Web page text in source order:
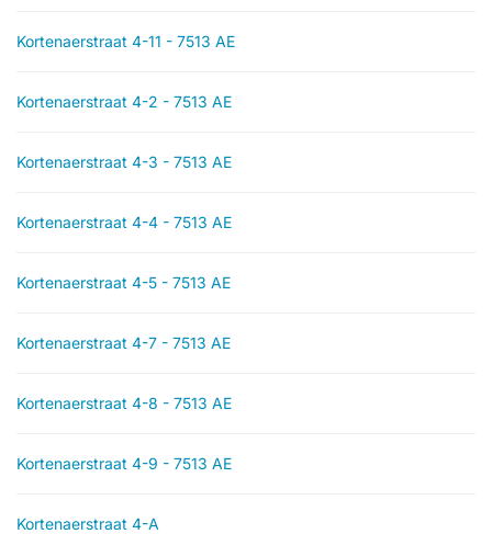
Kortenaerstraat 4-11 - 7513 AE
Kortenaerstraat 4-2 - 7513 AE
Kortenaerstraat 4-3 - 7513 AE
Kortenaerstraat 4-4 - 7513 AE
Kortenaerstraat 4-5 - 7513 AE
Kortenaerstraat 4-7 - 7513 AE
Kortenaerstraat 4-8 - 7513 AE
Kortenaerstraat 4-9 - 7513 AE
Kortenaerstraat 4-A